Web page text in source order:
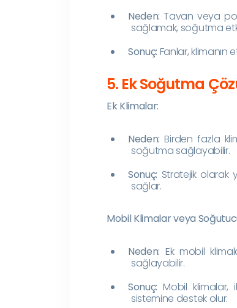
Neden: Tavan veya
sağlamak, soğutma
Sonuç: Fanlar, klimanın
5. Ek Soğutma
Ek Klimalar:
Neden: Birden fazla
soğutma sağlayabilir.
Sonuç: Stratejik olarak
sağlar.
Mobil Klimalar veya
Neden: Ek mobil
sağlayabilir.
Sonuç: Mobil
sistemine destek olur.